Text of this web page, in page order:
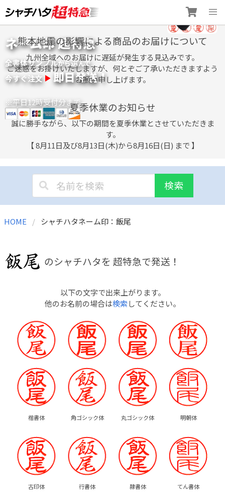
to
content
ネーム印 超特急
全書体サンプルから選んで
今すぐ注文 即日発送！
※平日12時受付分まで
熊本地震の影響による商品のお届けについて
九州全域へのお届けに遅延が発生する見込みです。
ご迷惑をお掛けいたしますが、何とぞご了承いただきますよう
お願い申し上げます。
夏季休業のお知らせ
誠に勝手ながら、以下の期間を夏季休業とさせていただきま
す。
【 8月11日及び8月13日(木)から8月16日(日) まで 】
検索
HOME シャチハタネーム印：飯尾
のシャチハタを 超特急で発送！
以下の文字で出来上がります。
他のお名前の場合は検索してください。
楷書体 角ゴシック体 丸ゴシック体 明朝体
古印体 行書体 隷書体 てん書体